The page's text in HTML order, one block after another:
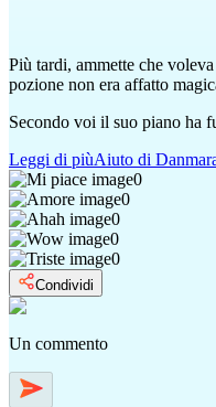
Più tardi, ammette che
pozione non era affatto
Secondo voi il suo piano ha
Leggi di piùAiuto di
0
0
0
0
0
Condividi
Un commento